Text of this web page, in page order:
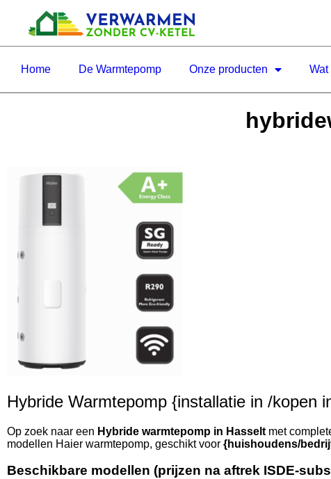
Home De Warmtepomp Onze producten Wat
Hybride Warmtepomp {installatie in /kopen
Op zoek naar een Hybride warmtepomp in Hasselt met
modellen Haier warmtepomp, geschikt voor {huishoudens/
Beschikbare modellen (prijzen na aftrek ISDE-